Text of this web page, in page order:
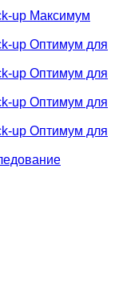
up Максимум
up Оптимум для
up Оптимум для
up Оптимум для
up Оптимум для